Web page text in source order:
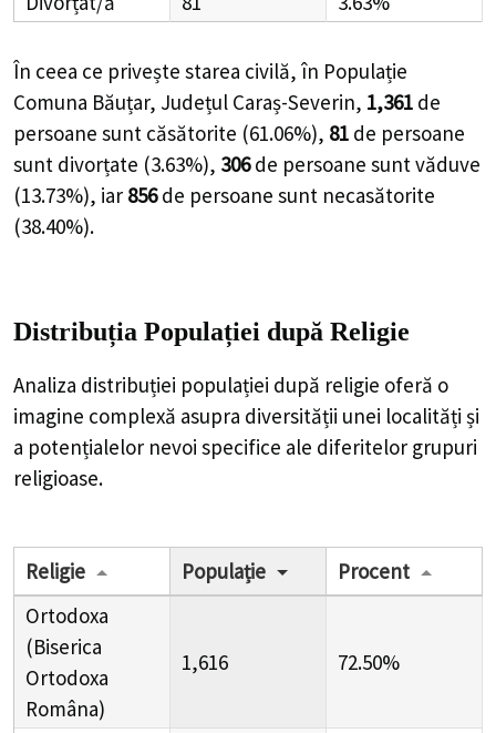
În ceea ce privește starea civilă, în Populație
Comuna Băuțar, Județul Caraș-Severin, 1,361 de
persoane sunt căsătorite (61.06%), 81 de persoane
sunt divorțate (3.63%), 306 de persoane sunt văduve
(13.73%), iar 856 de persoane sunt necasătorite
(38.40%).
Distribuția Populației după Religie
Analiza distribuției populației după religie oferă o
imagine complexă asupra diversității unei localități și
a potențialelor nevoi specifice ale diferitelor grupuri
religioase.
Religie Populație
Procent
Ortodoxa
(Biserica
Ortodoxa
Româna)
1,616 72.50%